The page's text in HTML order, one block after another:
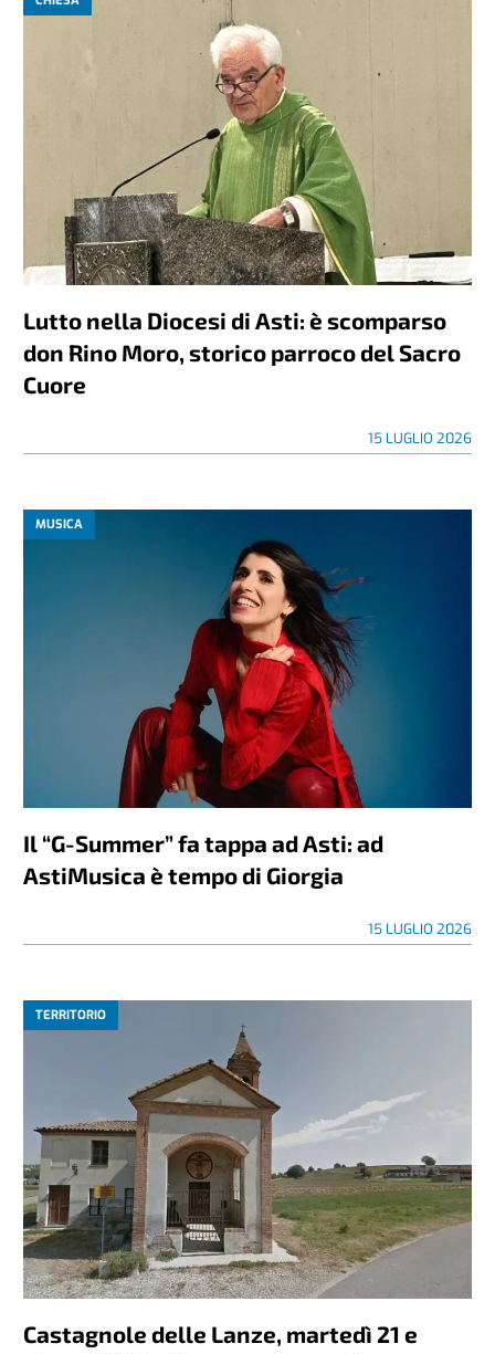
Lutto nella Diocesi di Asti: è scomparso
don Rino Moro, storico parroco del Sacro
Cuore
15 LUGLIO 2026
MUSICA
Il “G-Summer” fa tappa ad Asti: ad
AstiMusica è tempo di Giorgia
15 LUGLIO 2026
TERRITORIO
Castagnole delle Lanze, martedì 21 e